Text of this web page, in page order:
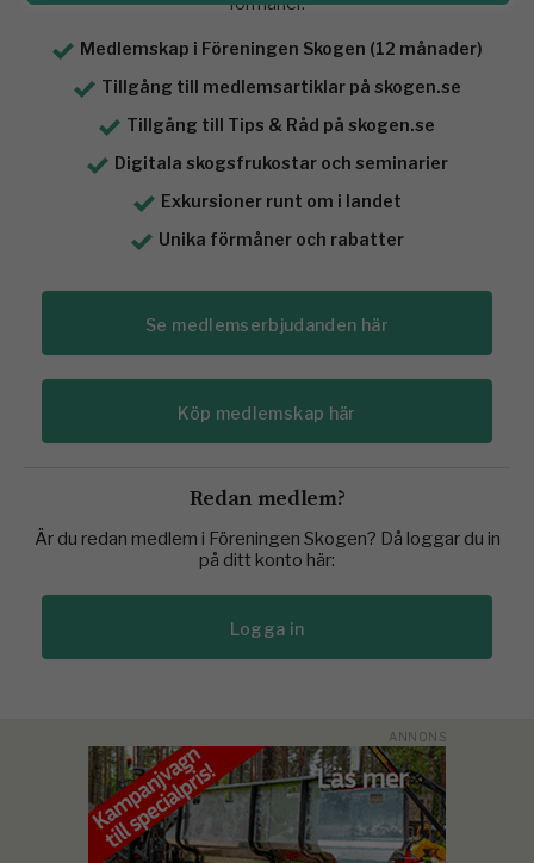
Medlemskap i Föreningen Skogen (12 månader)
Tillgång till medlemsartiklar på skogen.se
Tillgång till Tips & Råd på skogen.se
Digitala skogsfrukostar och seminarier
Exkursioner runt om i landet
Unika förmåner och rabatter
Se medlemserbjudanden här
Köp medlemskap här
Redan medlem?
Är du redan medlem i Föreningen Skogen? Då loggar du in
på ditt konto här:
Logga in